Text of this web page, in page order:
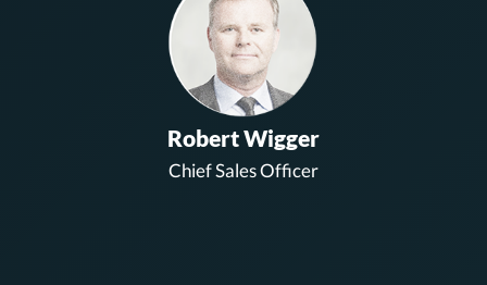
Robert Wigger
Chief Sales Officer